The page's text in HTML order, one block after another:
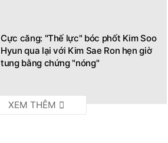
Cực căng: "Thế lực" bóc phốt Kim Soo
Hyun qua lại với Kim Sae Ron hẹn giờ
tung bằng chứng "nóng"